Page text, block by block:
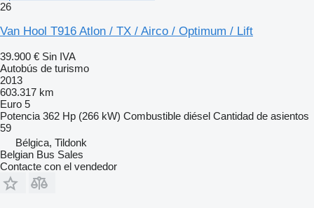
26
Van Hool T916 Atlon / TX / Airco / Optimum / Lift
39.900 € Sin IVA
Autobús de turismo
2013
603.317 km
Euro 5
Potencia 362 Hp (266 kW) Combustible diésel Cantidad de asientos
59
Bélgica, Tildonk
Belgian Bus Sales
Contacte con el vendedor